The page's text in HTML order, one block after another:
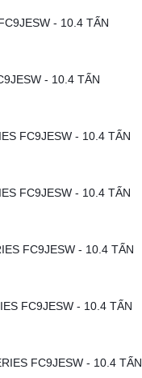
- 10.4 TẤN
- 10.4 TẤN
FC9JESW - 10.4 TẤN
FC9JESW - 10.4 TẤN
FC9JESW - 10.4 TẤN
FC9JESW - 10.4 TẤN
FC9JESW - 10.4 TẤN